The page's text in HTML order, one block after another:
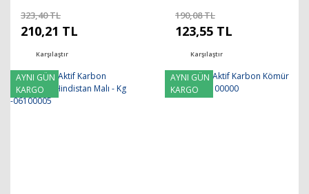
323,40 TL
210,21 TL
Karşılaştır
190,08 TL
123,55 TL
Karşılaştır
AYNI GÜN
KARGO
AYNI GÜN
KARGO